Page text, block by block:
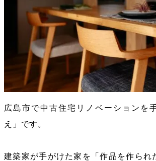
広島市で中古住宅リノベーションを
え」です。
建築家が手がけた家を「作品を作られ